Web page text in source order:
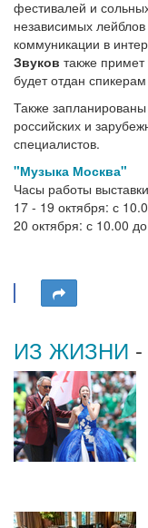
фестивалей и
независимых
коммуникации в
Звуков также
будет отдан
Также
российских и
специалистов.
"Музыка Москва"
Часы работы
17 - 19 октября: с
20 октября: с 10.00
ИЗ ЖИЗНИ